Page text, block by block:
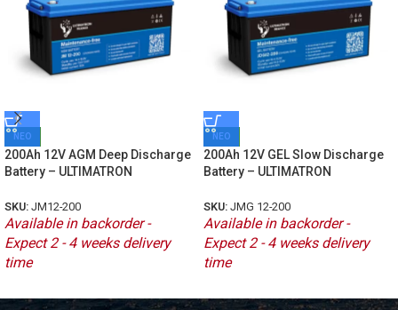
ΝΕΟ
200Ah 12V AGM Deep Discharge
Battery – ULTIMATRON
SKU: JM12-200
Available in backorder -
Expect 2 - 4 weeks delivery
time
ΝΕΟ
200Ah 12V GEL Slow Discharge
Battery – ULTIMATRON
SKU: JMG 12-200
Available in backorder -
Expect 2 - 4 weeks delivery
time